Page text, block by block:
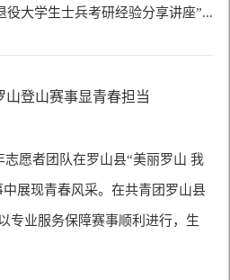
大学生士兵考研经验分享讲座”...
山登山赛事显青春担当
愿者团队在罗山县“美丽罗山 我
展现青春风采。在共青团罗山县
专业服务保障赛事顺利进行，生